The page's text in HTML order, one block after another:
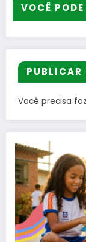
VOCÊ
PUBLICAR
Você precisa